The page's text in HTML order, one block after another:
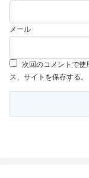
メール
次回のコメントで使
ス、サイトを保存する。